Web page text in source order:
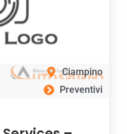
Ciampino
Preventivi